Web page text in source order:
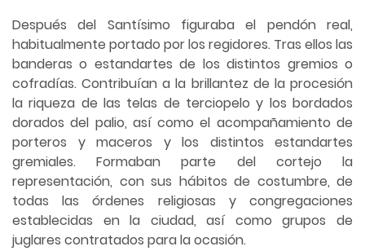
Después del Santísimo figuraba el pendón real,
habitualmente portado por los regidores. Tras ellos las
banderas o estandartes de los distintos gremios o
cofradías. Contribuían a la brillantez de la procesión
la riqueza de las telas de terciopelo y los bordados
dorados del palio, así como el acompañamiento de
porteros y maceros y los distintos estandartes
gremiales. Formaban parte del cortejo la
representación, con sus hábitos de costumbre, de
todas las órdenes religiosas y congregaciones
establecidas en la ciudad, así como grupos de
juglares contratados para la ocasión.